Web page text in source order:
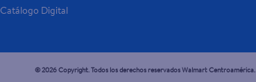
Catálogo Digital
© 2026 Copyright. Todos los derechos reservados Walmart Centroamérica.